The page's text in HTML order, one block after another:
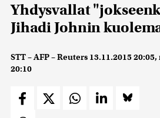
Yhdysvallat
Jihadi Johnin
STT – AFP – Reuters 13.11.2015 20:05,
20:10